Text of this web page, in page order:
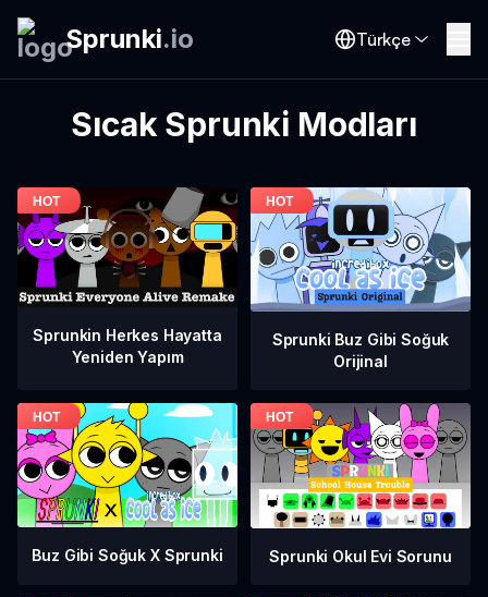
Sprunki.io Türkçe
Sıcak Sprunki Modları
Sprunkin Herkes Hayatta
Yeniden Yapım
Sprunki Buz Gibi Soğuk
Orijinal
Buz Gibi Soğuk X Sprunki Sprunki Okul Evi Sorunu